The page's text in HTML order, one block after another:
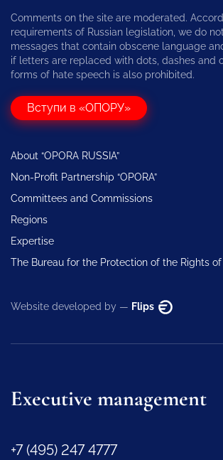
Comments on the site are moderated.
requirements of Russian legislation, we do
messages that contain obscene language
if letters are replaced with dots, dashes and
forms of hate speech is also prohibited.
Вступи в «ОПОРУ»
About “OPORA RUSSIA”
Non-Profit Partnership “OPORA”
Committees and Commissions
Regions
Expertise
The Bureau for the Protection of the Rights
Website developed by — Flips
Executive management
+7 (495) 247 4777